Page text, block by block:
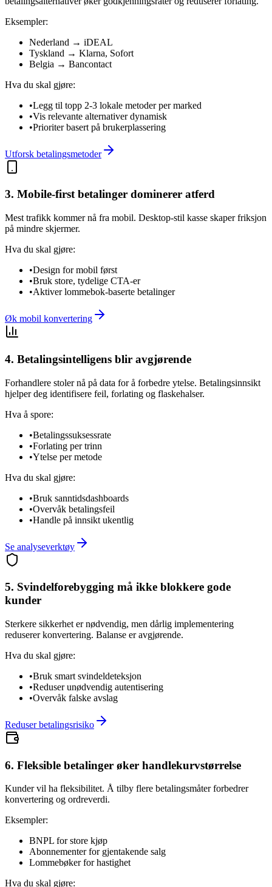
Eksempler:
Nederland → iDEAL
Tyskland → Klarna, Sofort
Belgia → Bancontact
Hva du skal gjøre:
•Legg til topp 2-3 lokale metoder per marked
•Vis relevante alternativer dynamisk
•Prioriter basert på brukerplassering
Utforsk betalingsmetoder
3. Mobile-first betalinger dominerer atferd
Mest trafikk kommer nå fra mobil. Desktop-stil kasse skaper friksjon
på mindre skjermer.
Hva du skal gjøre:
•Design for mobil først
•Bruk store, tydelige CTA-er
•Aktiver lommebok-baserte betalinger
Øk mobil konvertering
4. Betalingsintelligens blir avgjørende
Forhandlere stoler nå på data for å forbedre ytelse. Betalingsinnsikt
hjelper deg identifisere feil, forlating og flaskehalser.
Hva å spore:
•Betalingssuksessrate
•Forlating per trinn
•Ytelse per metode
Hva du skal gjøre:
•Bruk sanntidsdashboards
•Overvåk betalingsfeil
•Handle på innsikt ukentlig
Se analyseverktøy
5. Svindelforebygging må ikke blokkere gode
kunder
Sterkere sikkerhet er nødvendig, men dårlig implementering
reduserer konvertering. Balanse er avgjørende.
Hva du skal gjøre:
•Bruk smart svindeldeteksjon
•Reduser unødvendig autentisering
•Overvåk falske avslag
Reduser betalingsrisiko
6. Fleksible betalinger øker handlekurvstørrelse
Kunder vil ha fleksibilitet. Å tilby flere betalingsmåter forbedrer
konvertering og ordreverdi.
Eksempler:
BNPL for store kjøp
Abonnementer for gjentakende salg
Lommebøker for hastighet
Hva du skal gjøre: